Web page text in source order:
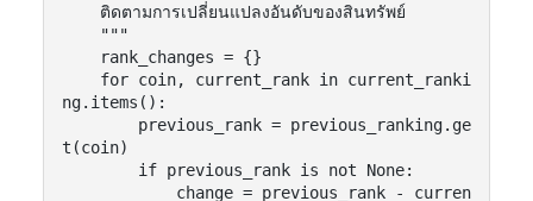
ng.items():
t(coin)